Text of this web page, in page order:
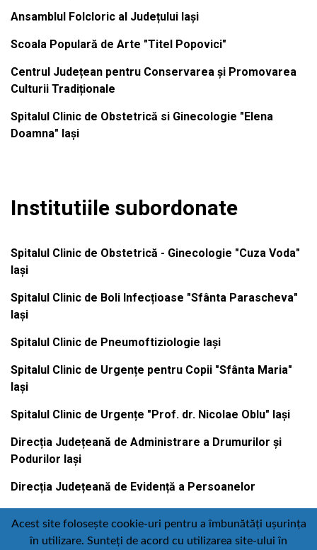
Ansamblul Folcloric al Județului Iași
Scoala Populară de Arte "Titel Popovici"
Centrul Județean pentru Conservarea și Promovarea
Culturii Tradiționale
Spitalul Clinic de Obstetrică si Ginecologie "Elena
Doamna" Iași
Institutiile subordonate
Spitalul Clinic de Obstetrică - Ginecologie "Cuza Voda"
Iași
Spitalul Clinic de Boli Infecțioase "Sfânta Parascheva"
Iași
Spitalul Clinic de Pneumoftiziologie Iași
Spitalul Clinic de Urgențe pentru Copii "Sfânta Maria"
Iași
Spitalul Clinic de Urgențe "Prof. dr. Nicolae Oblu" Iași
Direcția Județeană de Administrare a Drumurilor și
Podurilor Iași
Direcția Județeană de Evidență a Persoanelor
Contact Politică de confidențialitate
Acest site folosește cookie-uri pentru a îmbunătăți ușurința
în utilizare. Sunteți de acord cu utilizarea site-ului în